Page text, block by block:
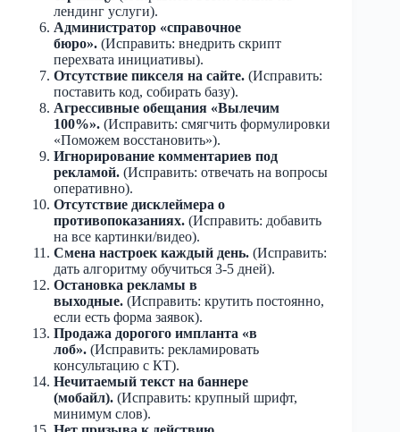
лендинг услуги).
Администратор «справочное
бюро». (Исправить: внедрить скрипт
перехвата инициативы).
Отсутствие пикселя на сайте. (Исправить:
поставить код, собирать базу).
Агрессивные обещания «Вылечим
100%». (Исправить: смягчить формулировки
«Поможем восстановить»).
Игнорирование комментариев под
рекламой. (Исправить: отвечать на вопросы
оперативно).
Отсутствие дисклеймера о
противопоказаниях. (Исправить: добавить
на все картинки/видео).
Смена настроек каждый день. (Исправить:
дать алгоритму обучиться 3-5 дней).
Остановка рекламы в
выходные. (Исправить: крутить постоянно,
если есть форма заявок).
Продажа дорогого импланта «в
лоб». (Исправить: рекламировать
консультацию с КТ).
Нечитаемый текст на баннере
(мобайл). (Исправить: крупный шрифт,
минимум слов).